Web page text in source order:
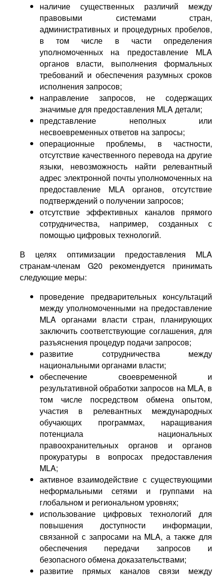
наличие существенных различий между
правовыми системами стран,
административных и процедурных пробелов,
в том числе в части определения
уполномоченных на предоставление MLA
органов власти, выполнения формальных
требований и обеспечения разумных сроков
исполнения запросов;
направление запросов, не содержащих
значимые для предоставления MLA детали;
представление неполных или
несвоевременных ответов на запросы;
операционные проблемы, в частности,
отсутствие качественного перевода на другие
языки, невозможность найти релевантный
адрес электронной почты уполномоченных на
предоставление MLA органов, отсутствие
подтверждений о получении запросов;
отсутствие эффективных каналов прямого
сотрудничества, например, созданных с
помощью цифровых технологий.
В целях оптимизации предоставления MLA
странам-членам G20 рекомендуется принимать
следующие меры:
проведение предварительных консультаций
между уполномоченными на предоставление
MLA органами власти стран, планирующих
заключить соответствующие соглашения, для
разъяснения процедур подачи запросов;
развитие сотрудничества между
национальными органами власти;
обеспечение своевременной и
результативной обработки запросов на MLA, в
том числе посредством обмена опытом,
участия в релевантных международных
обучающих программах, наращивания
потенциала национальных
правоохранительных органов и органов
прокуратуры в вопросах предоставления
MLA;
активное взаимодействие с существующими
неформальными сетями и группами на
глобальном и региональном уровнях;
использование цифровых технологий для
повышения доступности информации,
связанной с запросами на MLA, а также для
обеспечения передачи запросов и
безопасного обмена доказательствами;
развитие прямых каналов связи между